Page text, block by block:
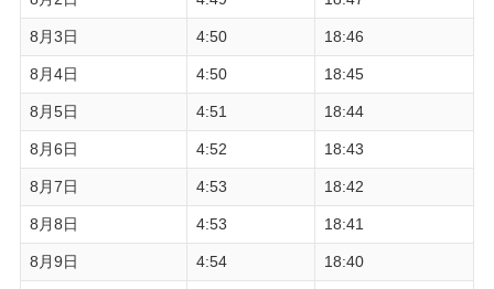
8月3日 4:50 18:46
8月4日 4:50 18:45
8月5日 4:51 18:44
8月6日 4:52 18:43
8月7日 4:53 18:42
8月8日 4:53 18:41
8月9日 4:54 18:40